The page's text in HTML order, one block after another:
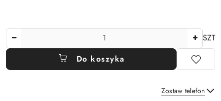
SZT
Do koszyka
Zostaw telefon